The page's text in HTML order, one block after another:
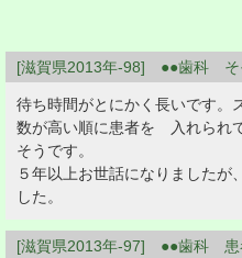
[滋賀県2013年-98] ●●歯科 そ
待ち時間がとにかく長いです。
数が高い順に患者を 入れられ
そうです。
５年以上お世話になりましたが
した。
[滋賀県2013年-97] ●●歯科 患